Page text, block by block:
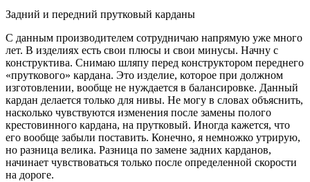
Задний и передний прутковый карданы
С данным производителем сотрудничаю напрямую уже много
лет. В изделиях есть свои плюсы и свои минусы. Начну с
конструктива. Снимаю шляпу перед конструктором переднего
«пруткового» кардана. Это изделие, которое при должном
изготовлении, вообще не нуждается в балансировке. Данный
кардан делается только для нивы. Не могу в словах объяснить,
насколько чувствуются изменения после замены полого
крестовинного кардана, на прутковый. Иногда кажется, что
его вообще забыли поставить. Конечно, я немножко утрирую,
но разница велика. Разница по замене задних карданов,
начинает чувствоваться только после определенной скорости
на дороге.